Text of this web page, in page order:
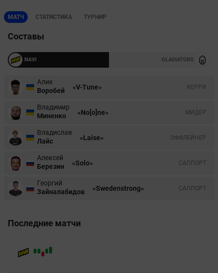
МАТЧ СТАТИСТИКА ТУРНИР
Составы
NAVI GLADIATORS
Алик
Воробей
«V-Tune» КЕРРИ
Владимир
Миненко
«No[o]ne» МИДЕР
Владислав
Лайс
«Laise» ОФФЛЕЙНЕР
Алексей
Березин
«Solo» CАППОРТ
Георгий
Зайналабидов
«Swedenstrong» CАППОРТ
Последние матчи